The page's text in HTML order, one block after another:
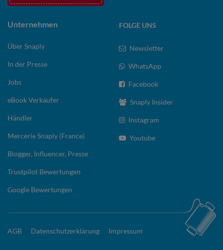
Unternehmen
Über Snaply
In der Presse
Jobs
eBook Verkäufer
Händler
Mercerie Snaply (France)
Blogger, Influencer, Presse
Trustpilot Bewertungen
Google Bewertungen
FOLGE UNS
Newsletter
WhatsApp
Facebook
Snaply Insider
Instagram
Youtube
AGB Datenschutzerklärung Impressum